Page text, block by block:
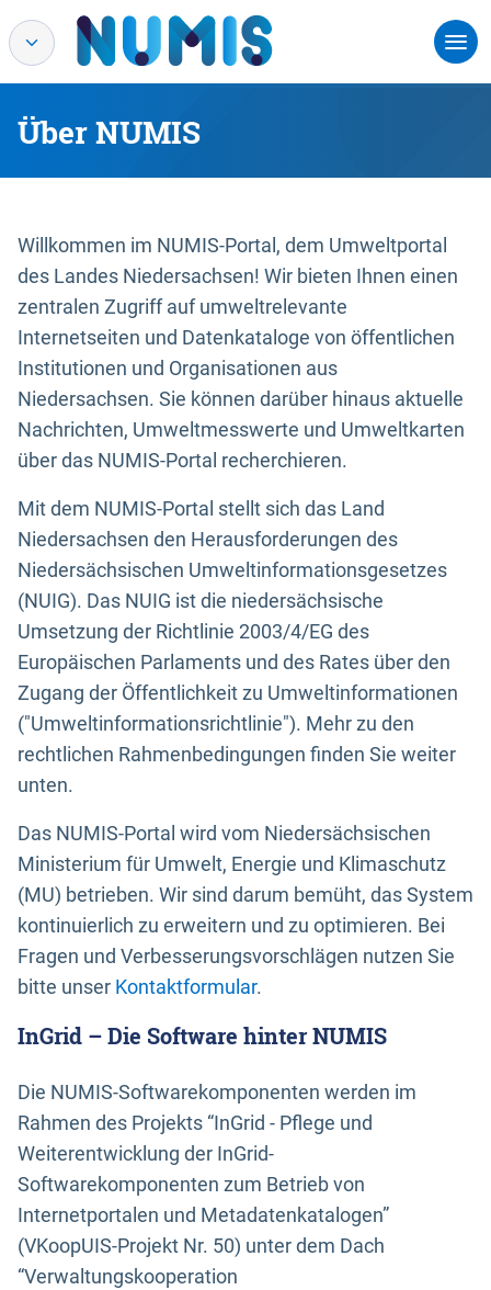
Über NUMIS
Willkommen im NUMIS-Portal, dem Umweltportal
des Landes Niedersachsen! Wir bieten Ihnen einen
zentralen Zugriff auf umweltrelevante
Internetseiten und Datenkataloge von öffentlichen
Institutionen und Organisationen aus
Niedersachsen. Sie können darüber hinaus aktuelle
Nachrichten, Umweltmesswerte und Umweltkarten
über das NUMIS-Portal recherchieren.
Mit dem NUMIS-Portal stellt sich das Land
Niedersachsen den Herausforderungen des
Niedersächsischen Umweltinformationsgesetzes
(NUIG). Das NUIG ist die niedersächsische
Umsetzung der Richtlinie 2003/4/EG des
Europäischen Parlaments und des Rates über den
Zugang der Öffentlichkeit zu Umweltinformationen
("Umweltinformationsrichtlinie"). Mehr zu den
rechtlichen Rahmenbedingungen finden Sie weiter
unten.
Das NUMIS-Portal wird vom Niedersächsischen
Ministerium für Umwelt, Energie und Klimaschutz
(MU) betrieben. Wir sind darum bemüht, das System
kontinuierlich zu erweitern und zu optimieren. Bei
Fragen und Verbesserungsvorschlägen nutzen Sie
bitte unser Kontaktformular.
InGrid – Die Software hinter NUMIS
Die NUMIS-Softwarekomponenten werden im
Rahmen des Projekts “InGrid - Pflege und
Weiterentwicklung der InGrid-
Softwarekomponenten zum Betrieb von
Internetportalen und Metadatenkatalogen”
(VKoopUIS-Projekt Nr. 50) unter dem Dach
“Verwaltungskooperation